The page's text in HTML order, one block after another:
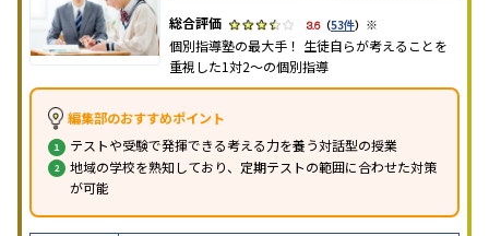
3.6（53件） ※
個別指導塾の最大手！ 生徒自らが考えることを
重視した1対2〜の個別指導
編集部のおすすめポイント
テストや受験で発揮できる考える力を養う対話型の授業
地域の学校を熟知しており、定期テストの範囲に合わせた対策
が可能